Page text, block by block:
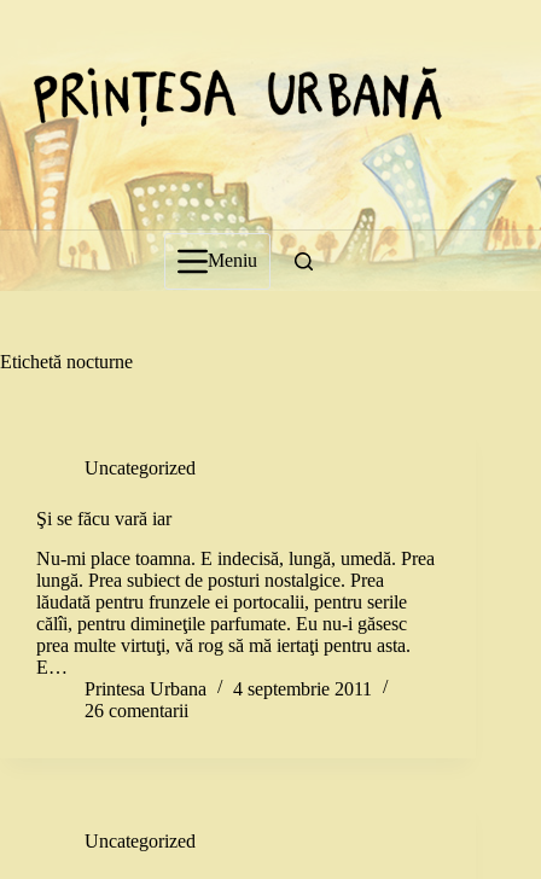
Meniu
Etichetă nocturne
Uncategorized
Şi se făcu vară iar
Nu-mi place toamna. E indecisă, lungă, umedă. Prea
lungă. Prea subiect de posturi nostalgice. Prea
lăudată pentru frunzele ei portocalii, pentru serile
călîi, pentru dimineţile parfumate. Eu nu-i găsesc
prea multe virtuţi, vă rog să mă iertaţi pentru asta.
E…
Printesa Urbana
4 septembrie 2011
26 comentarii
Uncategorized